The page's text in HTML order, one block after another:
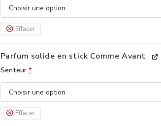
Effacer
Parfum solide en stick Comme Avant
Senteur*
Effacer